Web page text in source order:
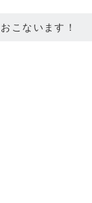
こないます！